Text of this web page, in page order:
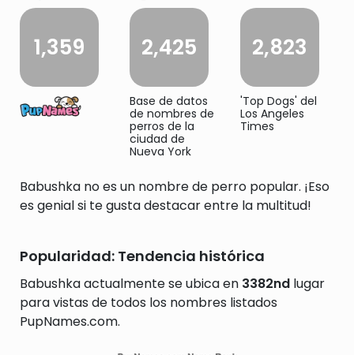
1,359 2,425
Base de datos
de nombres de
perros de la
ciudad de
Nueva York
2,823
'Top Dogs' del
Los Angeles
Times
Babushka no es un nombre de perro popular. ¡Eso
es genial si te gusta destacar entre la multitud!
Popularidad: Tendencia histórica
Babushka actualmente se ubica en 3382nd lugar
para vistas de todos los nombres listados
PupNames.com.